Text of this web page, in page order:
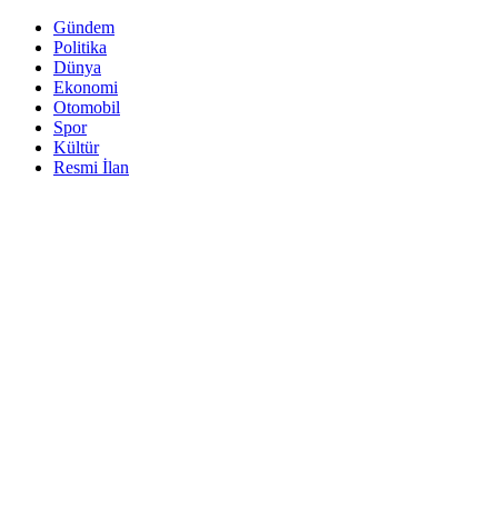
Gündem
Politika
Dünya
Ekonomi
Otomobil
Spor
Kültür
Resmi İlan